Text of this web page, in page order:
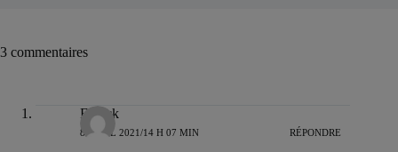
3 commentaires
Franck
8 AVRIL 2021/14 H 07 MIN RÉPONDRE